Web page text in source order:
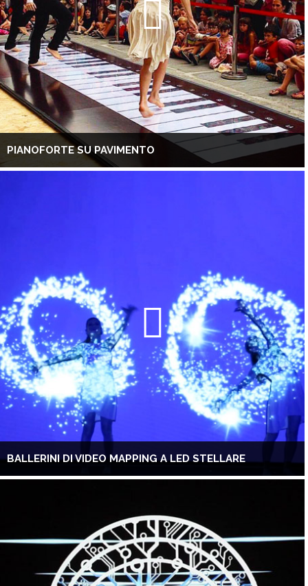
PIANOFORTE SU PAVIMENTO
BALLERINI DI VIDEO MAPPING A LED STELLARE